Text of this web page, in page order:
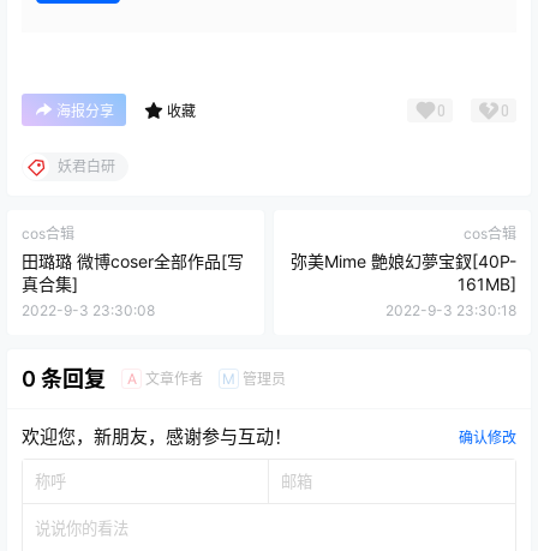
海报分享 收藏 0 0
妖君白研
cos合辑
田璐璐 微博coser全部作品[写
真合集]
2022-9-3 23:30:08
cos合辑
弥美Mime 艶娘幻夢宝釵[40P-
161MB]
2022-9-3 23:30:18
0 条回复 A 文章作者 M 管理员
欢迎您，新朋友，感谢参与互动！ 确认修改